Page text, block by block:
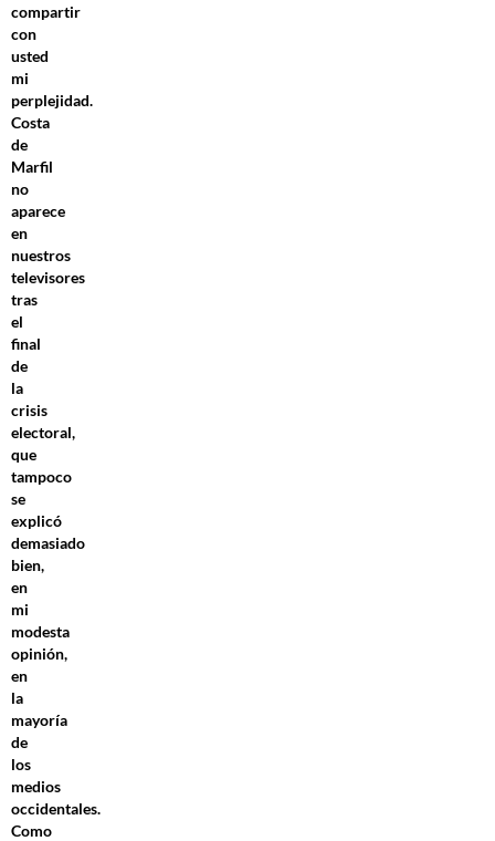
compartir
con
usted
mi
perplejidad.
Costa
de
Marfil
no
aparece
en
nuestros
televisores
tras
el
final
de
la
crisis
electoral,
que
tampoco
se
explicó
demasiado
bien,
en
mi
modesta
opinión,
en
la
mayoría
de
los
medios
occidentales.
Como